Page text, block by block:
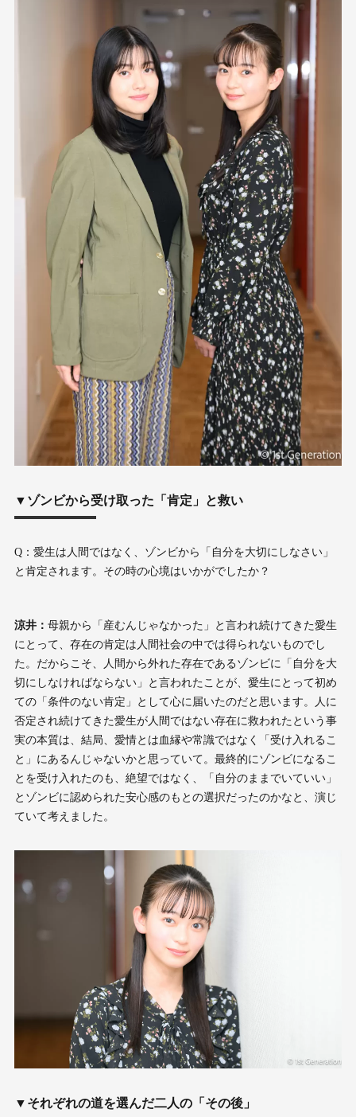
▼ゾンビから受け取った「肯定」と救い
Q：愛生は人間ではなく、ゾンビから「自分を大切にしなさい」
と肯定されます。その時の心境はいかがでしたか？
涼井： 母親から「産むんじゃなかった」と言われ続けてきた愛生
にとって、存在の肯定は人間社会の中では得られないものでし
た。だからこそ、人間から外れた存在であるゾンビに「自分を大
切にしなければならない」と言われたことが、愛生にとって初め
ての「条件のない肯定」として心に届いたのだと思います。人に
否定され続けてきた愛生が人間ではない存在に救われたという事
実の本質は、結局、愛情とは血縁や常識ではなく「受け入れるこ
と」にあるんじゃないかと思っていて。最終的にゾンビになるこ
とを受け入れたのも、絶望ではなく、「自分のままでいていい」
とゾンビに認められた安心感のもとの選択だったのかなと、演じ
ていて考えました。
▼それぞれの道を選んだ二人の「その後」